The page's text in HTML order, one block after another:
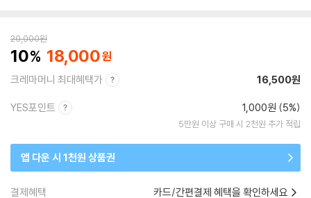
20,000원
10 18,000
크레마머니 최대혜택가 16,500원
YES포인트 1,000원 (5%)
5만원 이상 구매 시 2천원 추가 적립
앱 다운 시 1천원 상품권
결제혜택 카드/간편결제 혜택을 확인하세요